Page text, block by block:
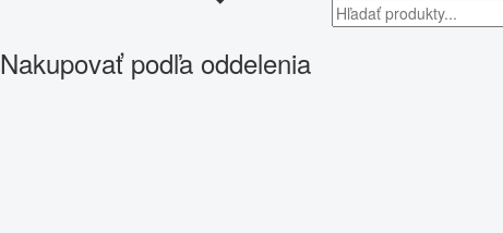
Nakupovať podľa oddelenia